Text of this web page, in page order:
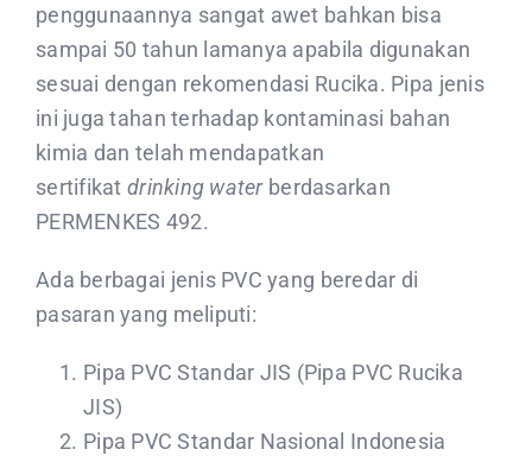
penggunaannya sangat awet bahkan bisa
sampai 50 tahun lamanya apabila digunakan
sesuai dengan rekomendasi Rucika. Pipa jenis
ini juga tahan terhadap kontaminasi bahan
kimia dan telah mendapatkan
sertifikat drinking water berdasarkan
PERMENKES 492.
Ada berbagai jenis PVC yang beredar di
pasaran yang meliputi:
Pipa PVC Standar JIS (Pipa PVC Rucika
JIS)
Pipa PVC Standar Nasional Indonesia